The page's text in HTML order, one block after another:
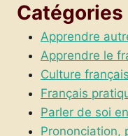
Catégories
Apprendre
Apprendre le
Culture
Français
Parler de soi
Prononciation,